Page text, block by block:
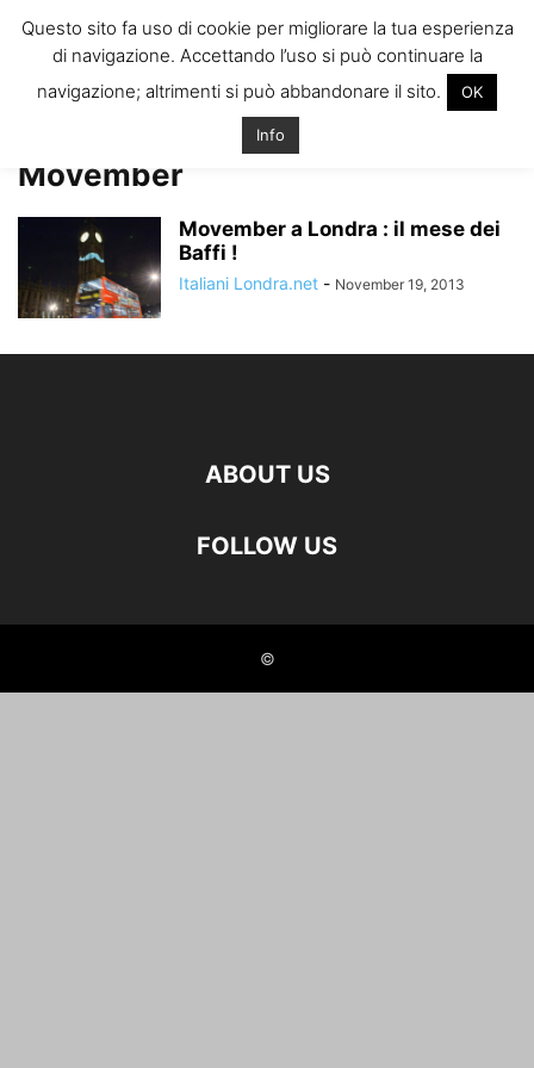
ITALIANI A
LONDRA
Il blog degli Italiani nella rebel city
Home Tags Date e Info Inghilterra Movember
Date e Info Inghilterra
Movember
Movember a Londra : il mese dei
Baffi !
Italiani Londra.net - November 19, 2013
ABOUT US
FOLLOW US
©
Questo sito fa uso di cookie per migliorare la tua esperienza
di navigazione. Accettando l’uso si può continuare la
navigazione; altrimenti si può abbandonare il sito.
OK
Info